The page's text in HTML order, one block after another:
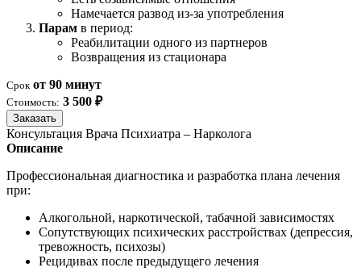
Намечается развод из-за употребления
Парам в период:
Реабилитации одного из партнеров
Возвращения из стационара
Срок от 90 минут
Стоимость: 3 500 ₽
Заказать
Консультация Врача Психиатра – Нарколога
Описание
Профессиональная диагностика и разработка плана лечения
при:
Алкогольной, наркотической, табачной зависимостях
Сопутствующих психических расстройствах (депрессия,
тревожность, психозы)
Рецидивах после предыдущего лечения